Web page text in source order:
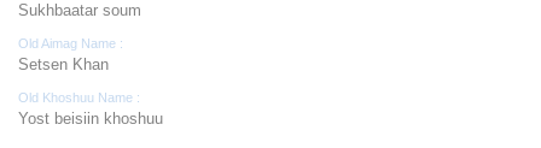
Sukhbaatar soum
Old Aimag Name :
Setsen Khan
Old Khoshuu Name :
Yost beisiin khoshuu